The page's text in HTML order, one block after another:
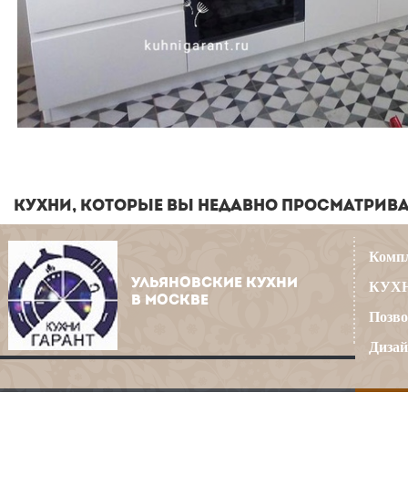
КУХНИ, КОТОРЫЕ ВЫ НЕДАВНО
УЛЬЯНОВСКИЕ КУХНИ
В МОСКВЕ